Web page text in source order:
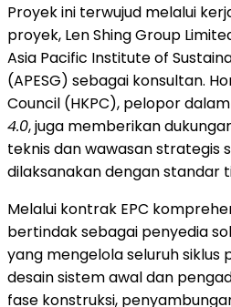
Proyek ini terwujud melalui
proyek, Len Shing Group
Asia Pacific Institute of
(APESG) sebagai konsultan.
Council (HKPC), pelopor
4.0, juga memberikan
teknis dan wawasan strategis
dilaksanakan dengan standar
Melalui kontrak EPC
bertindak sebagai penyedia
yang mengelola seluruh
desain sistem awal dan
fase konstruksi,